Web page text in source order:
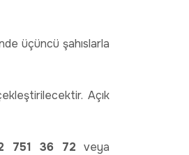
üçüncü şahıslarla
Açık
751 36 72 veya